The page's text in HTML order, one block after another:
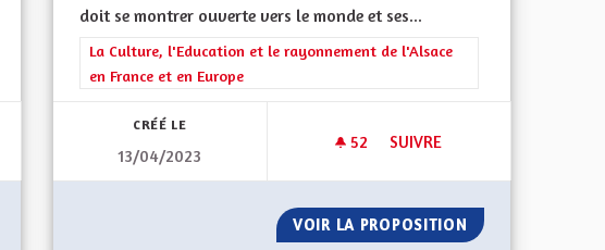
LE COVOITURAGE
: DÉVELOPPER LE COVOITURAGE
doit se montrer ouverte vers le monde et ses...
Filtrer les résultats de la catégorie : La Culture, l'Education et le
La Culture, l'Education et le rayonnement de l'Alsace
en France et en Europe
CRÉÉ LE
13/04/2023
52 52 ABONNÉS
SUIVRE
VOIR LA PROPOSITION POUR UNE